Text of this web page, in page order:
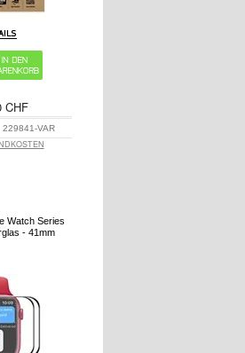
CHF
229841-VAR
Watch Series
- 41mm